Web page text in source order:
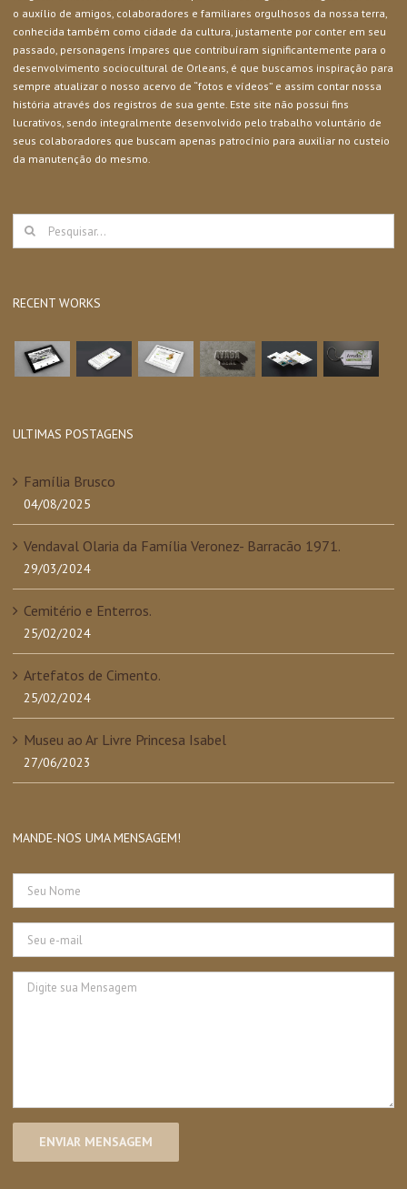
o auxílio de amigos, colaboradores e familiares orgulhosos da nossa terra,
conhecida também como cidade da cultura, justamente por conter em seu
passado, personagens ímpares que contribuíram significantemente para o
desenvolvimento sociocultural de Orleans, é que buscamos inspiração para
sempre atualizar o nosso acervo de “fotos e vídeos” e assim contar nossa
história através dos registros de sua gente. Este site não possui fins
lucrativos, sendo integralmente desenvolvido pelo trabalho voluntário de
seus colaboradores que buscam apenas patrocínio para auxiliar no custeio
da manutenção do mesmo.
Buscar
resultados
RECENT WORKS
ULTIMAS POSTAGENS
Família Brusco
04/08/2025
Vendaval Olaria da Família Veronez- Barracão 1971.
29/03/2024
Cemitério e Enterros.
25/02/2024
Artefatos de Cimento.
25/02/2024
Museu ao Ar Livre Princesa Isabel
27/06/2023
MANDE-NOS UMA MENSAGEM!